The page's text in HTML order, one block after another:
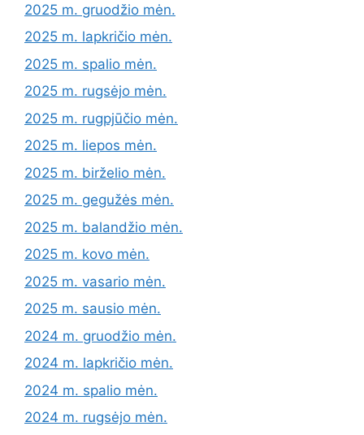
2025 m. gruodžio mėn.
2025 m. lapkričio mėn.
2025 m. spalio mėn.
2025 m. rugsėjo mėn.
2025 m. rugpjūčio mėn.
2025 m. liepos mėn.
2025 m. birželio mėn.
2025 m. gegužės mėn.
2025 m. balandžio mėn.
2025 m. kovo mėn.
2025 m. vasario mėn.
2025 m. sausio mėn.
2024 m. gruodžio mėn.
2024 m. lapkričio mėn.
2024 m. spalio mėn.
2024 m. rugsėjo mėn.